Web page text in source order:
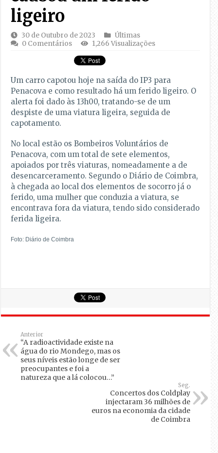
ligeiro
30 de Outubro de 2023
Últimas
0 Comentários
1,266 Visualizações
Um carro capotou hoje na saída do IP3 para
Penacova e como resultado há um ferido ligeiro. O
alerta foi dado às 13h00, tratando-se de um
despiste de uma viatura ligeira, seguida de
capotamento.
No local estão os Bombeiros Voluntários de
Penacova, com um total de sete elementos,
apoiados por três viaturas, nomeadamente a de
desencarceramento. Segundo o Diário de Coimbra,
à chegada ao local dos elementos de socorro já o
ferido, uma mulher que conduzia a viatura, se
encontrava fora da viatura, tendo sido considerado
ferida ligeira.
Foto: Diário de Coimbra
Anterior
“A radioactividade existe na
água do rio Mondego, mas os
seus níveis estão longe de ser
preocupantes e foi a
natureza que a lá colocou…”
Seg.
Concertos dos Coldplay
injectaram 36 milhões de
euros na economia da cidade
de Coimbra